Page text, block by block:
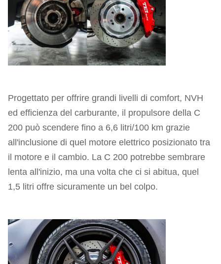
Progettato per offrire grandi livelli di comfort, NVH
ed efficienza del carburante, il propulsore della C
200 può scendere fino a 6,6 litri/100 km grazie
all'inclusione di quel motore elettrico posizionato tra
il motore e il cambio. La C 200 potrebbe sembrare
lenta all'inizio, ma una volta che ci si abitua, quel
1,5 litri offre sicuramente un bel colpo.